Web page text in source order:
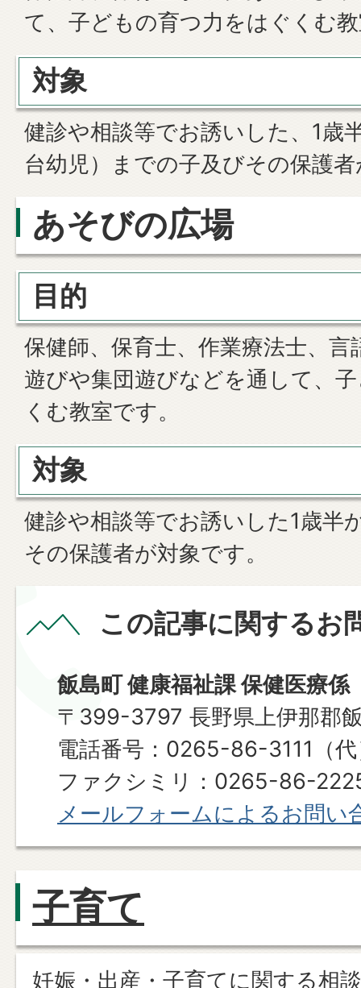
て、子どもの育つ力をはぐくむ
対象
健診や相談等でお誘いした、1歳
台幼児）までの子及びその保護
あそびの広場
目的
保健師、保育士、作業療法士、
遊びや集団遊びなどを通して、
くむ教室です。
対象
健診や相談等でお誘いした1歳半
その保護者が対象です。
この記事に関するお
飯島町 健康福祉課 保健医療係
〒399-3797 長野県上伊那郡
電話番号：0265-86-3111（
ファクシミリ：0265-86-
メールフォームによるお問い
子育て
妊娠・出産・子育てに関する相